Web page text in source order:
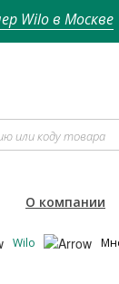
Wilo в Москве
О компании
Wilo